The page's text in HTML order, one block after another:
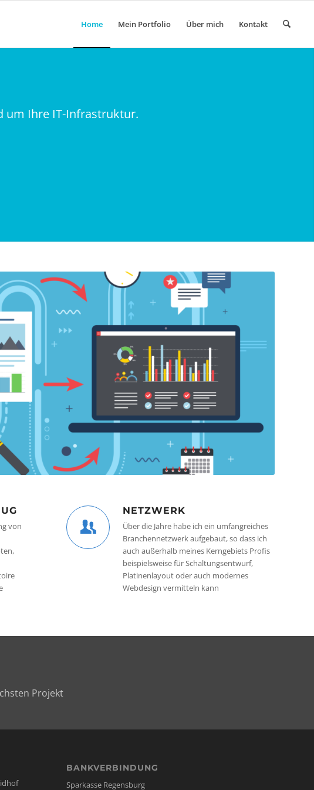
Home Mein Portfolio Über mich Kontakt
um Ihre IT-Infrastruktur.
von
NETZWERK
Über die Jahre habe ich ein umfangreiches
Branchennetzwerk aufgebaut, so dass ich
auch außerhalb meines Kerngebiets Profis
beispielsweise für Schaltungsentwurf,
Platinenlayout oder auch modernes
Webdesign vermitteln kann
Projekt
BANKVERBINDUNG
Sparkasse Regensburg